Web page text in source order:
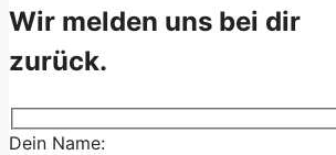
Wir melden uns bei dir
zurück.
Dein Name: